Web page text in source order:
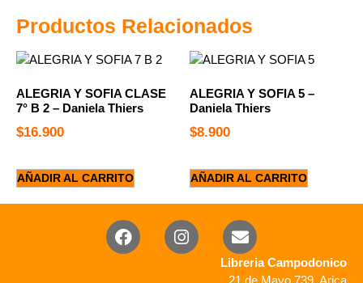
Productos Relacionados
ALEGRIA Y SOFIA CLASE
7° B 2 – Daniela Thiers
$16.900
AÑADIR AL CARRITO
ALEGRIA Y SOFIA 5 –
Daniela Thiers
$8.900
AÑADIR AL CARRITO
Libreria Campodonico
21 de Mayo 739, Arica